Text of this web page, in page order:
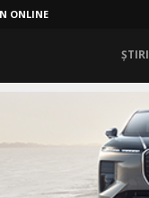
ONLINE
ȘTIRI